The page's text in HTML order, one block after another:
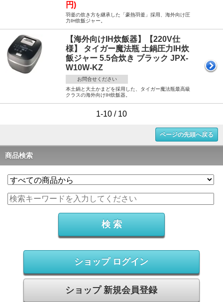
円)
羽釜の炊き方を継承した「豪熱羽釜」採用、海外向け圧
力IH炊飯ジャー。
【海外向けIH炊飯器】【220V仕
様】 タイガー魔法瓶 土鍋圧力IH炊
飯ジャー 5.5合炊き ブラック JPX-
W10W-KZ
お問合せください
本土鍋と大土かまどを採用した、タイガー魔法瓶最高級
クラスの海外向けIH炊飯器。
1-10 / 10
ページの先頭へ戻る
商品検索
ショップ ログイン
ショップ 新規会員登録